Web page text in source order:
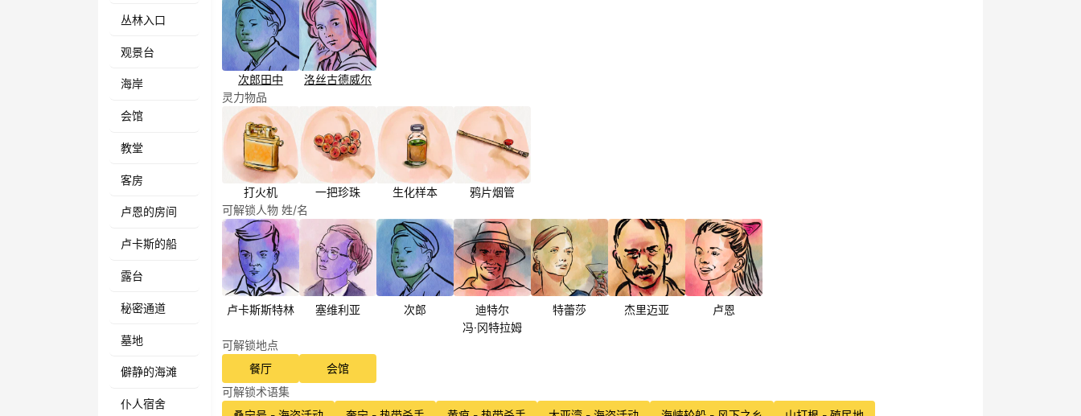
丛林入口
观景台
海岸
会馆
教堂
客房
卢恩的房间
卢卡斯的船
露台
秘密通道
墓地
僻静的海滩
仆人宿舍
次郎田中 洛丝古德威尔
灵力物品
打火机 一把珍珠 生化样本
鸦片烟管
可解锁人物 姓/名
卢卡斯斯特林 塞维利亚 次郎
迪特尔
冯·冈特拉姆
特蕾莎 杰里迈亚 卢恩
可解锁地点
餐厅
会馆
可解锁术语集